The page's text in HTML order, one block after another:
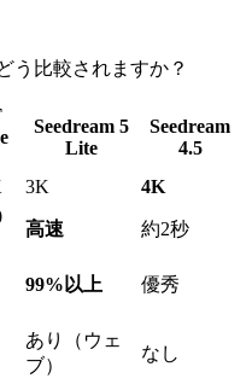
う比較されますか？
Seedream 5
Lite
Seedream
4.5
3K
4K
高速 約2秒
99%以上 優秀
あり（ウェ
ブ）
なし